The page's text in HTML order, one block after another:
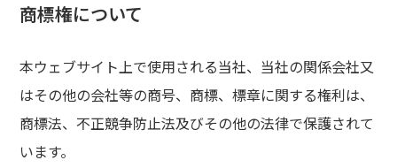
商標権について
本ウェブサイト上で使用される当社、当社の関係会社又
はその他の会社等の商号、商標、標章に関する権利は、
商標法、不正競争防止法及びその他の法律で保護されて
います。